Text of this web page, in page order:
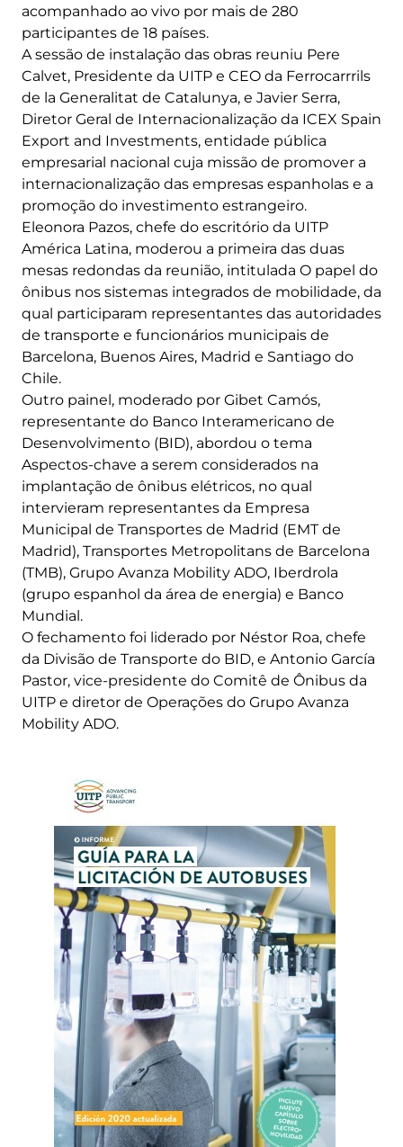
acompanhado ao vivo por mais de 280
participantes de 18 países.
A sessão de instalação das obras reuniu Pere
Calvet, Presidente da UITP e CEO da Ferrocarrrils
de la Generalitat de Catalunya, e Javier Serra,
Diretor Geral de Internacionalização da ICEX Spain
Export and Investments, entidade pública
empresarial nacional cuja missão de promover a
internacionalização das empresas espanholas e a
promoção do investimento estrangeiro.
Eleonora Pazos, chefe do escritório da UITP
América Latina, moderou a primeira das duas
mesas redondas da reunião, intitulada O papel do
ônibus nos sistemas integrados de mobilidade, da
qual participaram representantes das autoridades
de transporte e funcionários municipais de
Barcelona, Buenos Aires, Madrid e Santiago do
Chile.
Outro painel, moderado por Gibet Camós,
representante do Banco Interamericano de
Desenvolvimento (BID), abordou o tema
Aspectos-chave a serem considerados na
implantação de ônibus elétricos, no qual
intervieram representantes da Empresa
Municipal de Transportes de Madrid (EMT de
Madrid), Transportes Metropolitans de Barcelona
(TMB), Grupo Avanza Mobility ADO, Iberdrola
(grupo espanhol da área de energia) e Banco
Mundial.
O fechamento foi liderado por Néstor Roa, chefe
da Divisão de Transporte do BID, e Antonio García
Pastor, vice-presidente do Comitê de Ônibus da
UITP e diretor de Operações do Grupo Avanza
Mobility ADO.